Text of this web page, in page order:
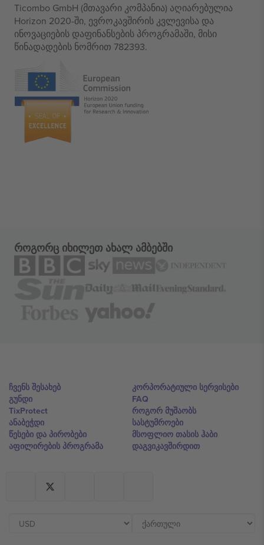
Ticombo GmbH (მთავარი კომპანია) აღიარებულია
Horizon 2020-ში, ევროკავშირის კვლევისა და
ინოვაციების დაფინანსების პროგრამაში, მისი
წინადადების ნომრით 782393.
როგორც იხილეთ ახალ ამბებში
ჩვენს შესახებ
გუნდი
TixProtect
ანაბეჭდი
წესები და პირობები
აფილირების პროგრამა
კორპორატიული სერვისები
FAQ
როგორ მუშაობს
სასტუმროები
მსოფლიო თასის ჰაბი
დაგვიკავშირდით